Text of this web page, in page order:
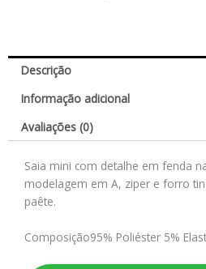
Descrição
Informação adicional
Avaliações (0)
Saia mini com detalhe em fenda
modelagem em A, ziper e forro
paête.
Composição95% Poliéster 5%